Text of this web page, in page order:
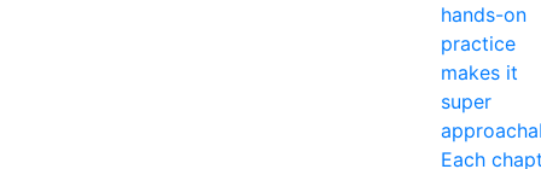
hands-on
practice
makes it
super
Each